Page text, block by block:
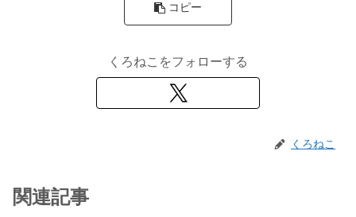
コピー
くろねこをフォローする
くろねこ
関連記事